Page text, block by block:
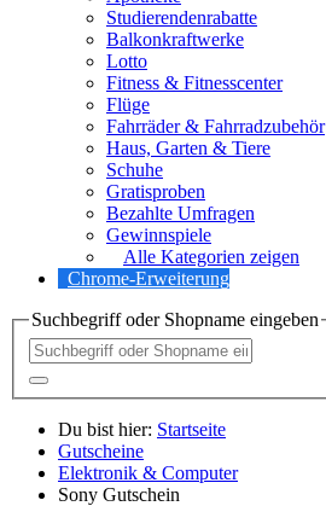
Studierendenrabatte
Balkonkraftwerke
Lotto
Fitness & Fitnesscenter
Flüge
Fahrräder & Fahrradzubehör
Haus, Garten & Tiere
Schuhe
Gratisproben
Bezahlte Umfragen
Gewinnspiele
Alle Kategorien zeigen
Chrome-Erweiterung
Suchbegriff oder Shopname eingeben
Du bist hier: Startseite
Gutscheine
Elektronik & Computer
Sony Gutschein